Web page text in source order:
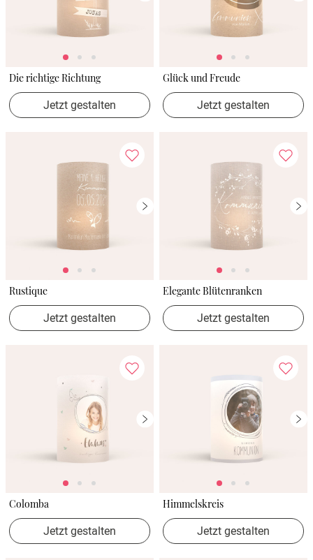
Die richtige Richtung
Jetzt gestalten
Glück und Freude
Jetzt gestalten
Rustique
Jetzt gestalten
Elegante Blütenranken
Jetzt gestalten
Colomba
Jetzt gestalten
Himmelskreis
Jetzt gestalten